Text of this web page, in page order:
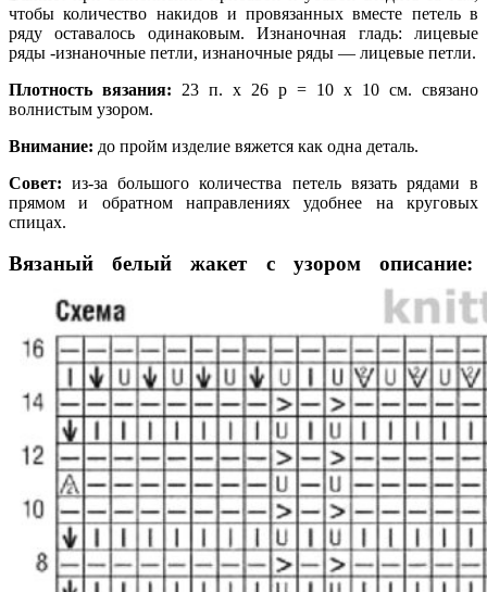
чтобы количество накидов и провязанных вместе петель в
ряду оставалось одинаковым. Изнаночная гладь: лицевые
ряды -изнаночные петли, изнаночные ряды — лицевые петли.
Плотность вязания: 23 п. х 26 р = 10 х 10 см. связано
волнистым узором.
Внимание: до пройм изделие вяжется как одна деталь.
Совет: из-за большого количества петель вязать рядами в
прямом и обратном направлениях удобнее на круговых
спицах.
Вязаный белый жакет с узором описание: